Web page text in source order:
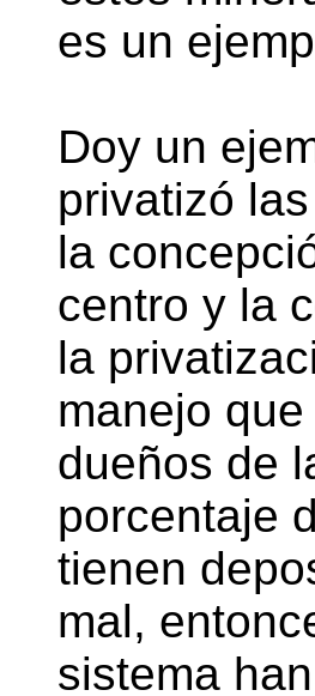
es un
Doy un
privatizó
la
centro y la
la
manejo
dueños de
porcentaje
tienen
mal,
sistema